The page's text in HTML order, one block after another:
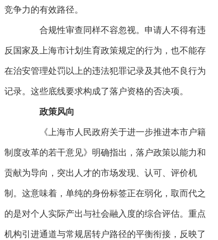
竞争力的有效路径。
合规性审查同样不容忽视。申请人不得有违
反国家及上海市计划生育政策规定的行为，也不能存
在治安管理处罚以上的违法犯罪记录及其他不良行为
记录。这些底线要求构成了落户资格的否决项。
政策风向
《上海市人民政府关于进一步推进本市户籍
制度改革的若干意见》明确指出，落户政策以能力和
贡献为导向，突出人才的市场发现、认可、评价机
制。这意味着，单纯的身份标签正在弱化，取而代之
的是对个人实际产出与社会融入度的综合评估。重点
机构引进通道与常规居转户路径的平衡衔接，反映了